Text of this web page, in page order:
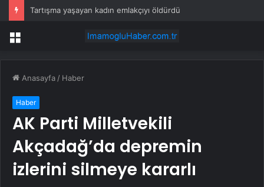
Tartışma yaşayan kadın emlakçıyı öldürdü
Menü
Anasayfa / Haber
Haber
AK Parti Milletvekili
Akçadağ’da depremin
izlerini silmeye kararlı